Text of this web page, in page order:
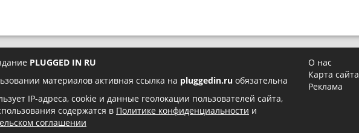
PLUGGED IN RU
материалов активная ссылка на pluggedin.ru обязательна
IP-адреса, cookie и данные геолокации пользователей сайта,
содержатся в Политике конфиденциальности и
соглашении
О нас
Карта сайта
Реклама